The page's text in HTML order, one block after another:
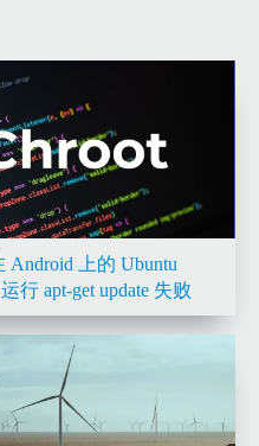
Android 上的 Ubuntu
行 apt-get update 失败